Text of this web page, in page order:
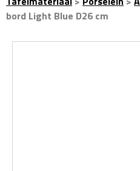
bord Light Blue D26 cm